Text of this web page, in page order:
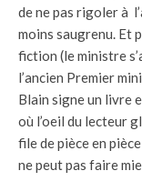
de ne pas rigoler à
moins saugrenu. Et
fiction (le ministre
l’ancien Premier
Blain signe un livre
où l’oeil du lecteur
file de pièce en
ne peut pas faire